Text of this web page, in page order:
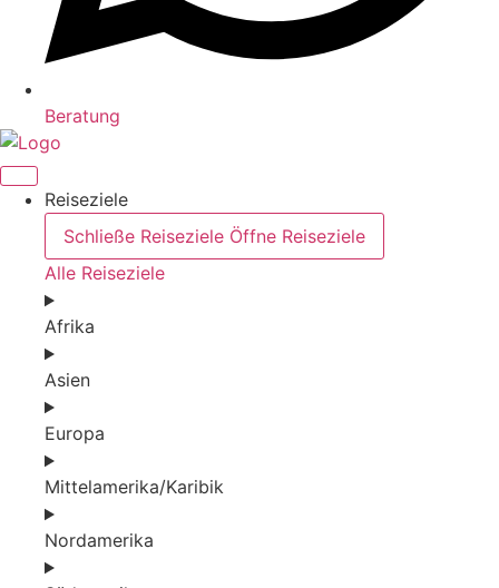
Beratung
Reiseziele
Schließe Reiseziele Öffne Reiseziele
Alle Reiseziele
Afrika
Asien
Europa
Mittelamerika/Karibik
Nordamerika